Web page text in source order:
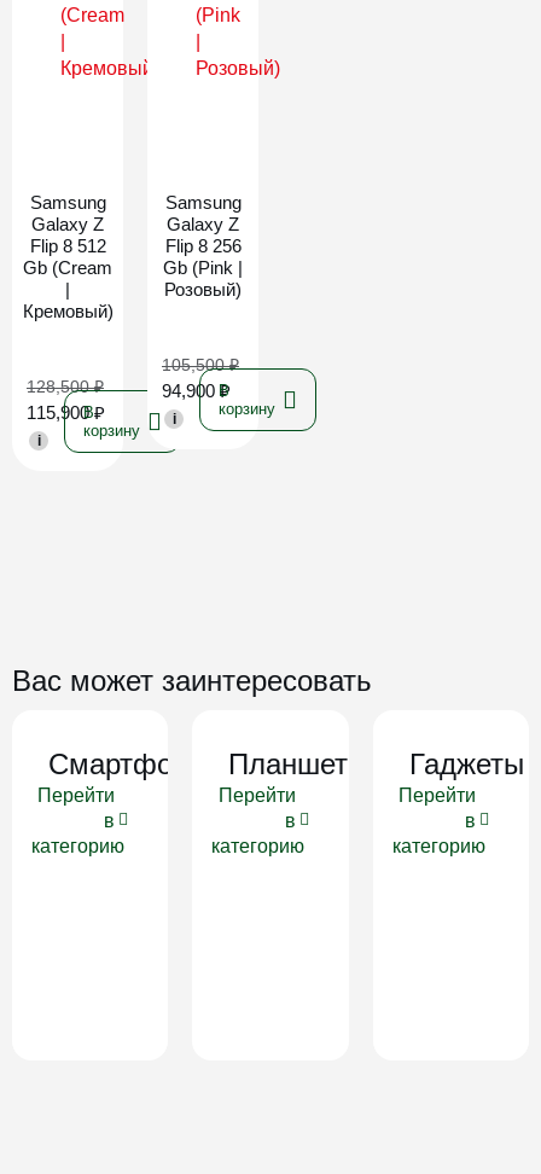
Samsung
Galaxy Z
Flip 8 512
Gb (Cream
|
Кремовый)
128,500₽
115,900₽
i
В
корзину
Samsung
Galaxy Z
Flip 8 256
Gb (Pink |
Розовый)
105,500₽
94,900 ₽
i
В
корзину
Вас может заинтересовать
Смартфоны
Перейти
в
категорию
Планшеты
Перейти
в
категорию
Гаджеты
Перейти
в
категорию